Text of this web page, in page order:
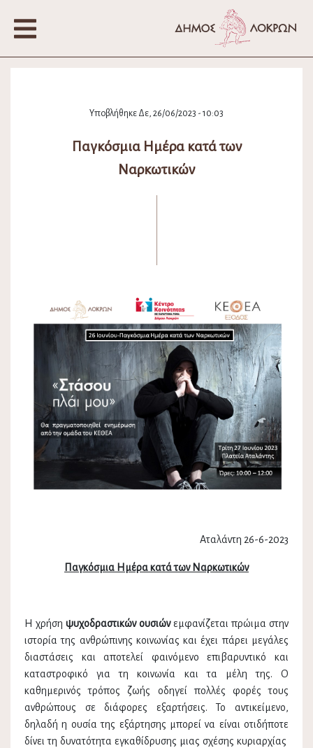
Υποβλήθηκε Δε, 26/06/2023 - 10:03
Παγκόσμια Ημέρα κατά των
Ναρκωτικών
Αταλάντη 26-6-2023
Παγκόσμια Ημέρα κατά των Ναρκωτικών
Η χρήση ψυχοδραστικών ουσιώνεμφανίζεται πρώιμα στην
ιστορία της ανθρώπινης κοινωνίας και έχει πάρει μεγάλες
διαστάσεις και αποτελεί φαινόμενο επιβαρυντικό και
καταστροφικό για τη κοινωνία και τα μέλη της. Ο
καθημερινός τρόπος ζωής οδηγεί πολλές φορές τους
ανθρώπους σε διάφορες εξαρτήσεις. Το αντικείμενο,
δηλαδή η ουσία της εξάρτησης μπορεί να είναι οτιδήποτε
δίνει τη δυνατότητα εγκαθίδρυσης μιας σχέσης κυριαρχίας